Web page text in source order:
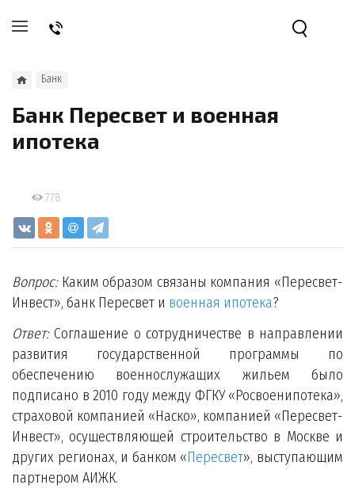
Банк
Банк Пересвет и военная
ипотека
778
Вопрос:Каким образом связаны компания «Пересвет-
Инвест», банк Пересвет и военная ипотека?
Ответ:Соглашение о сотрудничестве в направлении
развития государственной программы по
обеспечению военнослужащих жильем было
подписано в 2010 году между ФГКУ «Росвоенипотека»,
страховой компанией «Наско», компанией «Пересвет-
Инвест», осуществляющей строительство в Москве и
других регионах, и банком «Пересвет», выступающим
партнером АИЖК.